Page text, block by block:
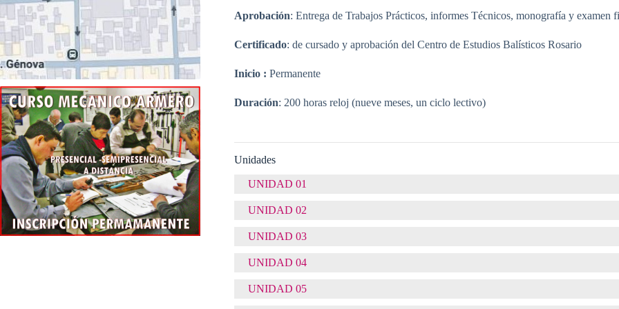
Aprobación: Entrega de Trabajos Prácticos, informes Técnicos, monografía y examen
Certificado: de cursado y aprobación del Centro de Estudios Balísticos Rosario
Inicio : Permanente
Duración: 200 horas reloj (nueve meses, un ciclo lectivo)
Unidades
UNIDAD 01
UNIDAD 02
UNIDAD 03
UNIDAD 04
UNIDAD 05